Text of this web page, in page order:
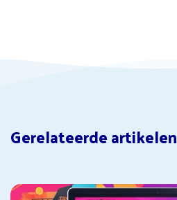
Gerelateerde artikelen